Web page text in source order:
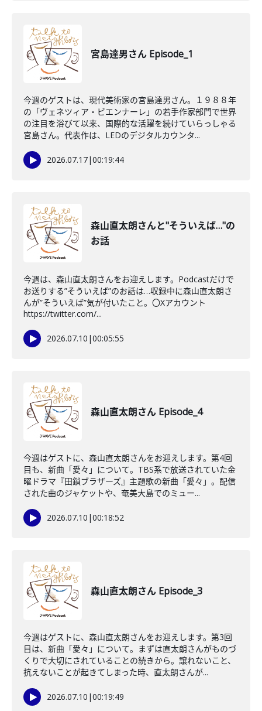
宮島達男さん Episode_1
今週のゲストは、現代美術家の宮島達男さん。１９８８年
の「ヴェネツィア・ビエンナーレ」の若手作家部門で世界
の注目を浴びて以来、国際的な活躍を続けていらっしゃる
宮島さん。代表作は、LEDのデジタルカウンタ...
2026.07.17|00:19:44
森山直太朗さんと"そういえば…"の
お話
今週は、森山直太朗さんをお迎えします。Podcastだけで
お送りする”そういえば”のお話は…収録中に森山直太朗さ
んが”そういえば”気が付いたこと。〇Xアカウント
https://twitter.com/...
2026.07.10 |00:05:55
森山直太朗さん Episode_4
今週はゲストに、森山直太朗さんをお迎えします。第4回
目も、新曲「愛々」について。TBS系で放送されていた金
曜ドラマ『田鎖ブラザーズ』主題歌の新曲「愛々」。配信
された曲のジャケットや、奄美大島でのミュー...
2026.07.10 |00:18:52
森山直太朗さん Episode_3
今週はゲストに、森山直太朗さんをお迎えします。第3回
目は、新曲「愛々」について。まずは直太朗さんがものづ
くりで大切にされていることの続きから。譲れないこと、
抗えないことが起きてしまった時、直太朗さんが...
2026.07.10 |00:19:49